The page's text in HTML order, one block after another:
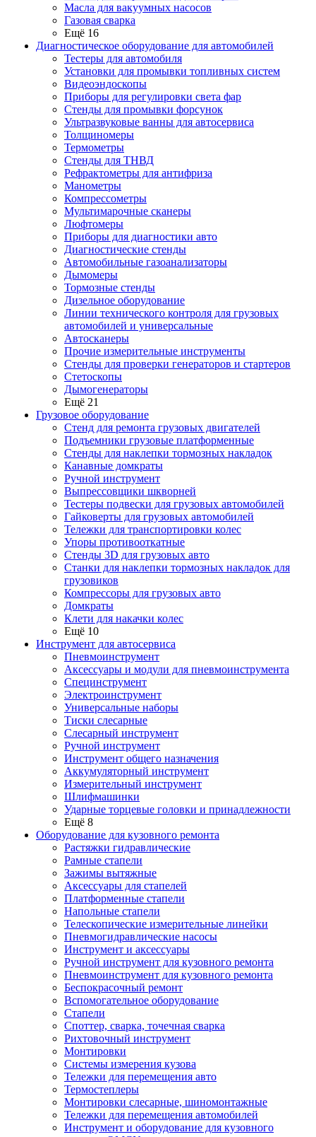
Масла для вакуумных насосов
Газовая сварка
Ещё 16
Диагностическое оборудование для автомобилей
Тестеры для автомобиля
Установки для промывки топливных систем
Видеоэндоскопы
Приборы для регулировки света фар
Стенды для промывки форсунок
Ультразвуковые ванны для автосервиса
Толщиномеры
Термометры
Стенды для ТНВД
Рефрактометры для антифриза
Манометры
Компрессометры
Мультимарочные сканеры
Люфтомеры
Приборы для диагностики авто
Диагностические стенды
Автомобильные газоанализаторы
Дымомеры
Тормозные стенды
Дизельное оборудование
Линии технического контроля для грузовых
автомобилей и универсальные
Автосканеры
Прочие измерительные инструменты
Стенды для проверки генераторов и стартеров
Стетоскопы
Дымогенераторы
Ещё 21
Грузовое оборудование
Стенд для ремонта грузовых двигателей
Подъемники грузовые платформенные
Стенды для наклепки тормозных накладок
Канавные домкраты
Ручной инструмент
Выпрессовщики шкворней
Тестеры подвески для грузовых автомобилей
Гайковерты для грузовых автомобилей
Тележки для транспортировки колес
Упоры противооткатные
Стенды 3D для грузовых авто
Станки для наклепки тормозных накладок для
грузовиков
Компрессоры для грузовых авто
Домкраты
Клети для накачки колес
Ещё 10
Инструмент для автосервиса
Пневмоинструмент
Аксессуары и модули для пневмоинструмента
Специнструмент
Электроинструмент
Универсальные наборы
Тиски слесарные
Слесарный инструмент
Ручной инструмент
Инструмент общего назначения
Аккумуляторный инструмент
Измерительный инструмент
Шлифмашинки
Ударные торцевые головки и принадлежности
Ещё 8
Оборудование для кузовного ремонта
Растяжки гидравлические
Рамные стапели
Зажимы вытяжные
Аксессуары для стапелей
Платформенные стапели
Напольные стапели
Телескопические измерительные линейки
Пневмогидравлические насосы
Инструмент и аксессуары
Ручной инструмент для кузовного ремонта
Пневмоинструмент для кузовного ремонта
Беспокрасочный ремонт
Вспомогательное оборудование
Стапели
Споттер, сварка, точечная сварка
Рихтовочный инструмент
Монтировки
Системы измерения кузова
Тележки для перемещения авто
Термостеплеры
Монтировки слесарные, шиномонтажные
Тележки для перемещения автомобилей
Инструмент и оборудование для кузовного